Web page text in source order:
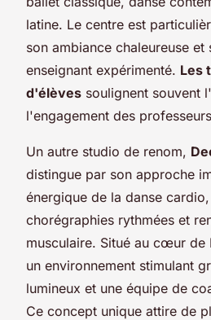
latine. Le centre est
son ambiance chaleureuse et
enseignant expérimenté. Les
d'élèves soulignent souvent
l'engagement des
Un autre studio de renom,
distingue par son approche
énergique de la danse
chorégraphies rythmées et
musculaire. Situé au cœur de
un environnement stimulant
lumineux et une équipe de
Ce concept unique attire de